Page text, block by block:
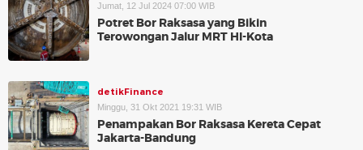
Jumat, 12 Jul 2024 07:00 WIB
Potret Bor Raksasa yang Bikin
Terowongan Jalur MRT HI-Kota
detikFinance
Minggu, 31 Okt 2021 19:31 WIB
Penampakan Bor Raksasa Kereta Cepat
Jakarta-Bandung